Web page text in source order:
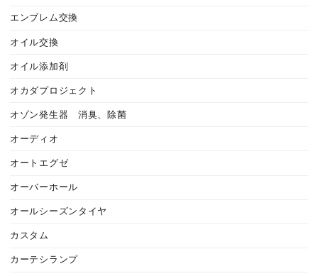
エンブレム交換
オイル交換
オイル添加剤
オカダプロジェクト
オゾン発生器 消臭、除菌
オーディオ
オートエグゼ
オーバーホール
オールシーズンタイヤ
カスタム
カーテシランプ